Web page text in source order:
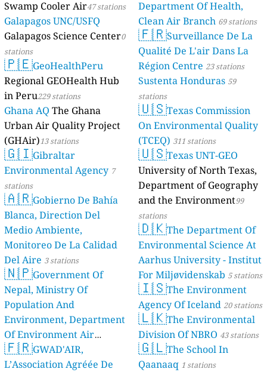
Swamp Cooler Air47 stations
Galapagos UNC/USFQ
Galapagos Science Center0
stations
🇵🇪GeoHealthPeru
Regional GEOHealth Hub
in Peru229 stations
Ghana AQ The Ghana
Urban Air Quality Project
(GHAir)13 stations
🇬🇮Gibraltar
Environmental Agency 7
stations
🇦🇷Gobierno De Bahía
Blanca, Direction Del
Medio Ambiente,
Monitoreo De La Calidad
Del Aire 3 stations
🇳🇵Government Of
Nepal, Ministry Of
Population And
Environment, Department
Of Environment Air
Quality Monitoring
stations
🇫🇷GWAD'AIR,
L’Association Agréée De
Department Of Health,
Clean Air Branch 69 stations
🇫🇷Surveillance De La
Qualité De L'air Dans La
Région Centre 23 stations
Sustenta Honduras 59
stations
🇺🇸Texas Commission
On Environmental Quality
(TCEQ) 311 stations
🇺🇸Texas UNT-GEO
University of North Texas,
Department of Geography
and the Environment99
stations
🇩🇰The Department Of
Environmental Science At
Aarhus University - Institut
For Miljøvidenskab 5 stations
🇮🇸The Environment
Agency Of Iceland 20 stations
🇱🇰The Environmental
Division Of NBRO 43 stations
🇬🇱The School In
Qaanaaq 1 stations